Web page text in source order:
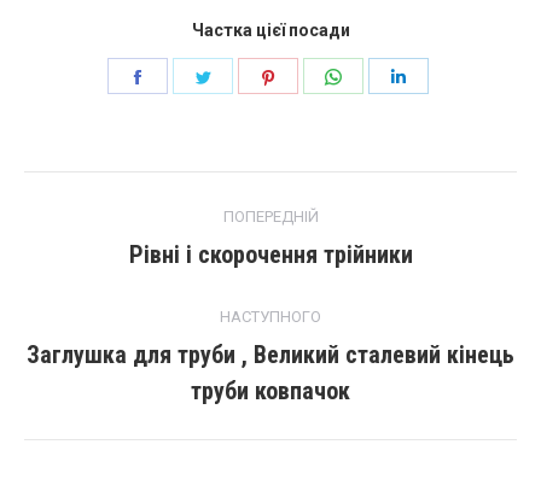
Частка цієї посади
ПоділітьсяПоділітьсяПоділітьсяПоділіться
навігації
ПОПЕРЕДНІЙ
Попередній
Рівні і скорочення трійники
НАСТУПНОГО
Наступний
запис:
Заглушка для труби , Великий сталевий кінець
труби ковпачок